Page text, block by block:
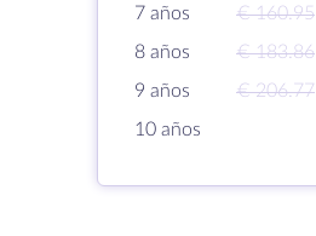
7 años
€ 160.95
8 años
€ 183.86
9 años
€ 206.77
10 años